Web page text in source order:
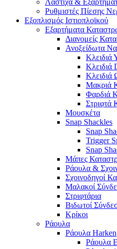
Λάστιχα &
Ρυθμιστές Πίεσης
Εξοπλισμός Ιστιοπλοϊκού
Εξαρτήματα
Διανομείς
Ανοξείδωτα
Κλειδιά
Κλειδιά
Κλειδιά
Μακριά
Φαρδιά
Στριφτά
Μουσκέτα
Snap Shackles
Snap
Trigger
Snap
Μάπες
Ράουλα &
Σχοινοδηγοί
Μαλακοί
Στριφτάρια
Βιδωτοί
Κρίκοι
Ράουλα
Ράουλα Harken
Ράουλα